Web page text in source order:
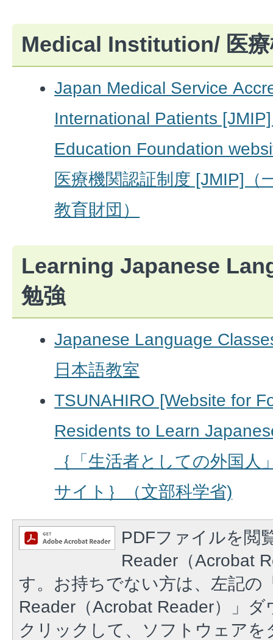
Medical Institution/ 医療
Japan Medical Service
International Patients
Education Foundation
医療機関認証制度 [JMIP]（
教育財団）
Learning Japanese
勉強
Japanese Language
日本語教室
TSUNAHIRO [Website for
Residents to Learn
｛「生活者としての外国
サイト｝（文部科学省)
PDFファイルを閲
Reader（Acrobat
す。お持ちでない方は、左記の
Reader（Acrobat Reader）」
クリックして、ソフトウェア